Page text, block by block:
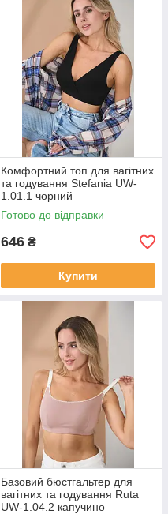
Комфортний топ для вагітних
та годування Stefania UW-
1.01.1 чорний
Готово до відправки
646 ₴
Купити
Базовий бюстгальтер для
вагітних та годування Ruta
UW-1.04.2 капучино